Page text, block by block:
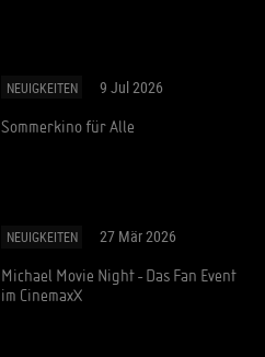
NEUIGKEITEN 9 Jul 2026
Sommerkino für Alle
NEUIGKEITEN 27 Mär 2026
Michael Movie Night - Das Fan Event
im CinemaxX